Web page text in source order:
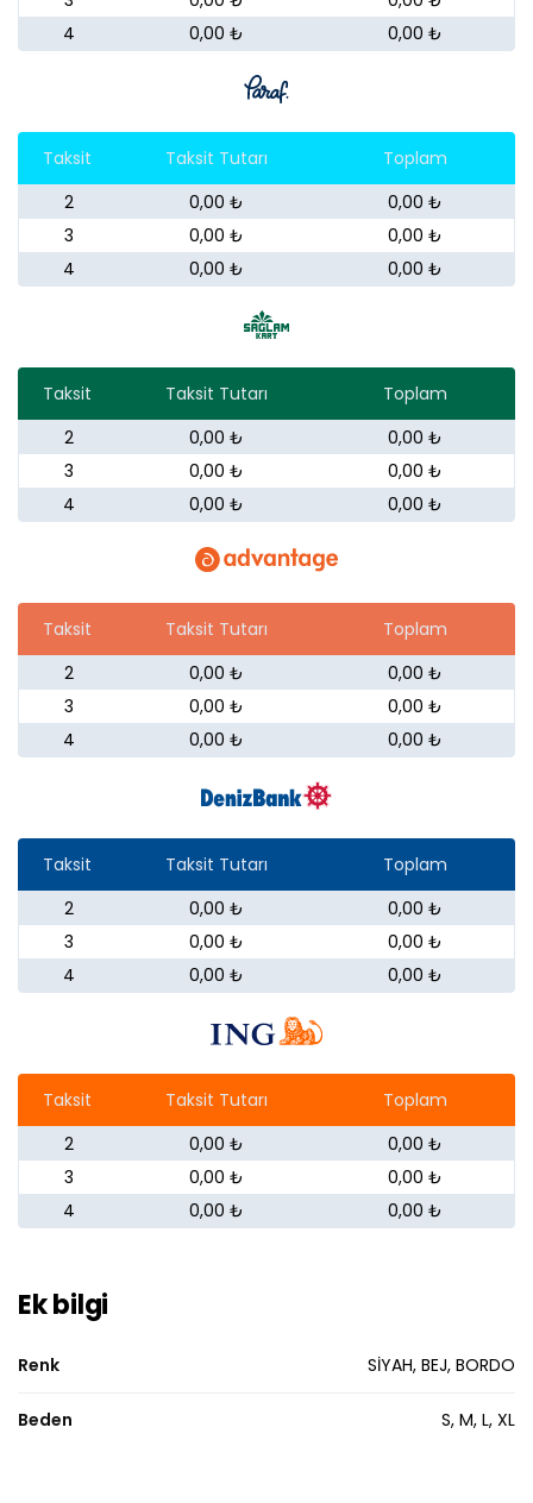
4
0,00 ₺ 0,00 ₺
Taksit Taksit Tutarı
Toplam
2
0,00 ₺
0,00 ₺
3
0,00 ₺
0,00 ₺
4
0,00 ₺ 0,00 ₺
Taksit Taksit Tutarı
Toplam
2
0,00 ₺
0,00 ₺
3
0,00 ₺
0,00 ₺
4
0,00 ₺ 0,00 ₺
Taksit Taksit Tutarı
Toplam
2
0,00 ₺
0,00 ₺
3
0,00 ₺
0,00 ₺
4
0,00 ₺ 0,00 ₺
Taksit Taksit Tutarı
Toplam
2
0,00 ₺
0,00 ₺
3
0,00 ₺
0,00 ₺
4
0,00 ₺ 0,00 ₺
Taksit Taksit Tutarı
Toplam
2
0,00 ₺
0,00 ₺
3
0,00 ₺
0,00 ₺
4
0,00 ₺ 0,00 ₺
Ek bilgi
Renk SİYAH, BEJ, BORDO
Beden S, M, L, XL